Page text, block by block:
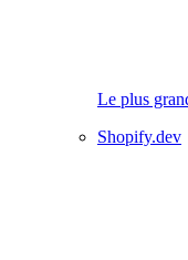
Le plus
Shopify.dev